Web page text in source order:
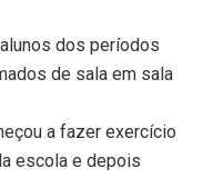
dos períodos
de sala em sala
a fazer exercício
escola e depois